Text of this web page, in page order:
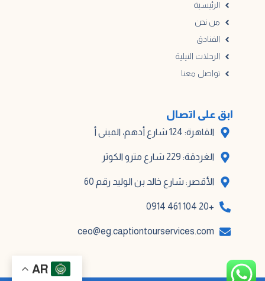
الرئيسية
من نحن
الفنادق
الرحلات النيلية
تواصل معنا
ابق على اتصال
القاهرة: 124 شارع أدهم، المبنى أ
الغردقة: 229 شارع مترو الكوثر
الأقصر: شارع خالد بن الوليد رقم 60
+20 104 461 0914
ceo@eg.captiontourservices.com
AR